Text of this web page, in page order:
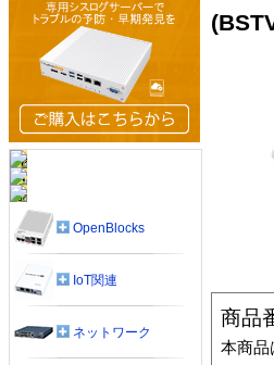
商品
本商品
OpenBlocks
IoT関連
ネットワーク